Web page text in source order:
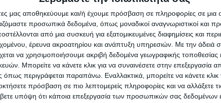
μας αποθηκεύουμε και/ή έχουμε πρόσβαση σε πληροφορίες σε
προσωπικά δεδομένα, όπως μοναδικοί αναγνωριστικοί και
από μια συσκευή για εξατομικευμένες διαφημίσεις και
έρευνα ακροατηρίου και ανάπτυξη υπηρεσιών. Με την άδειά
να χρησιμοποιήσουμε ακριβή δεδομένα γεωγραφικής τοποθεσίας
Μπορείτε να κάνετε κλικ για να συναινέσετε στην επεξεργασία
περιγράφεται παραπάνω. Εναλλακτικά, μπορείτε να κάνετε κλικ
πρόσβαση σε πιο λεπτομερείς πληροφορίες και να αλλάξετε
υπόψη ότι κάποια επεξεργασία των προσωπικών σας δεδομένων
του μόχθου και της εργασίας», τονίζει ο
με αφορμή την απάντηση που έλαβε από
του Πολίτη.
πολιτικός, μετά και από ενημέρωση
της Ομοσπονδίας Κτηνοτροφικών
Γιάννη Γκουρομπίνο, υπογράμμιζε στην
των εποχικών εργατών γης και των
στον νομό Λάρισας, που αναφέρονται στη
Ροή